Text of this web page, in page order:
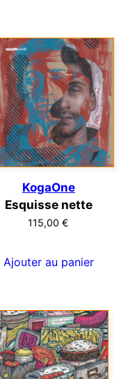
KogaOne
Esquisse nette
115,00€
Ajouter au panier